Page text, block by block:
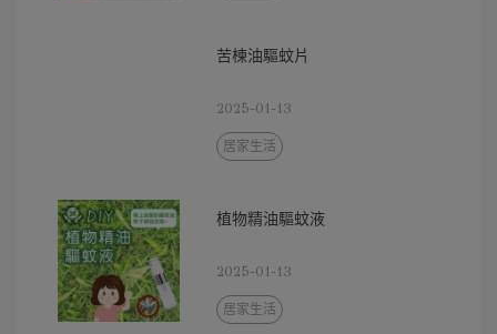
苦楝油驅蚊片
2025-01-13
居家生活
植物精油驅蚊液
2025-01-13
居家生活